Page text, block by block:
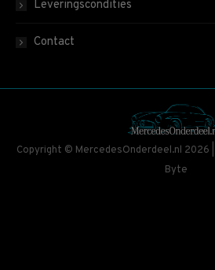
Leveringscondities
Contact
Copyright © MercedesOnderdeel.nl 2026
Byte